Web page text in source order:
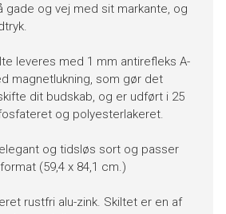
og vej med sit markante, og
leveres med 1 mm antirefleks A-
magnetlukning, som gør det
dit budskab, og er udført i 25
og polyesterlakeret.
og tidsløs sort og passer
(59,4 x 84,1 cm.)
rustfri alu-zink. Skiltet er en af